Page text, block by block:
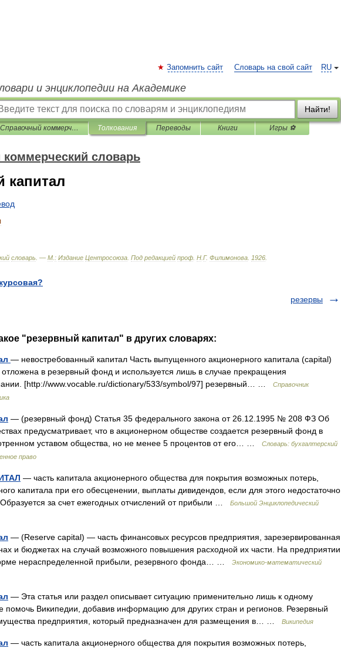
RU
Запомнить сайт Словарь на свой сайт
и энциклопедии на Академике
Найти!
Справочный коммерческий словарь Толкования Переводы Книги Игры ⚽
словарь
капитал
словарь . — М : Издание Центросоюза Под редакцией проф Н Г. Филимонова 1926
резервы
"резервный капитал" в других словарях:
— невостребованный капитал Часть выпущенного акционерного капитала (capital)
в резервный фонд и используется лишь в случае прекращения
[http://www.vocable.ru/dictionary/533/symbol/97] резервный… …
Справочник
— (резервный фонд) Статья 35 федерального закона от 26.12.1995 № 208 ФЗ Об
предусматривает, что в акционерном обществе создается резервный фонд в
уставом общества, но не менее 5 процентов от его… …
Словарь: бухгалтерский
право
— часть капитала акционерного общества для покрытия возможных потерь,
капитала при его обесценении, выплаты дивидендов, если для этого недостаточно
за счет ежегодных отчислений от прибыли …
Большой Энциклопедический
— (Reserve capital) — часть финансовых ресурсов предприятия, зарезервированная
и бюджетах на случай возможного повышения расходной их части. На предприятии
нераспределенной прибыли, резервного фонда… …
Экономико-математический
— Эта статья или раздел описывает ситуацию применительно лишь к одному
помочь Википедии, добавив информацию для других стран и регионов. Резервный
предприятия, который предназначен для размещения в… …
Википедия
— часть капитала акционерного общества для покрытия возможных потерь,